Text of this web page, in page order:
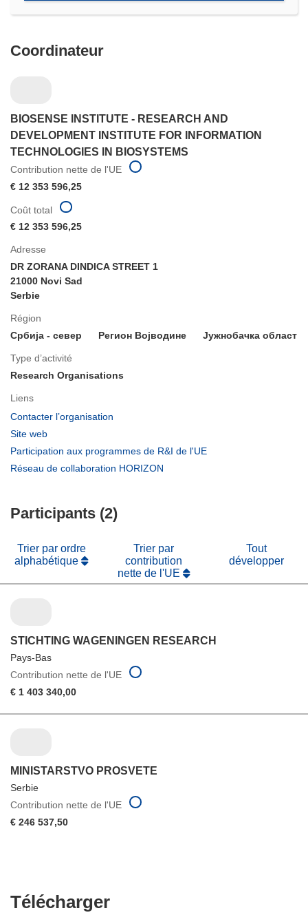
Coordinateur
BIOSENSE INSTITUTE - RESEARCH AND
DEVELOPMENT INSTITUTE FOR INFORMATION
TECHNOLOGIES IN BIOSYSTEMS
Contribution nette de l'UE
€ 12 353 596,25
Adresse
DR ZORANA DINDICA STREET 1
21000 Novi Sad
Serbie
Région
Србија - север
Регион Војводине Јужнобачка област
Type d’activité
Research Organisations
Liens
Contacter l’organisation
fenêtre)
Site web
dans
une
Participation aux programmes de R&I de l'UE
Réseau de collaboration HORIZON
Coût total
€ 12 353 596,25
Participants (2)
Trier par ordre
alphabétique
Trier par
contribution
nette de l'UE
Tout
développer
STICHTING WAGENINGEN RESEARCH
Pays-Bas
Contribution nette de l'UE
€ 1 403 340,00
MINISTARSTVO PROSVETE
Serbie
Contribution nette de l'UE
€ 246 537,50
TéléchargerTélécharger